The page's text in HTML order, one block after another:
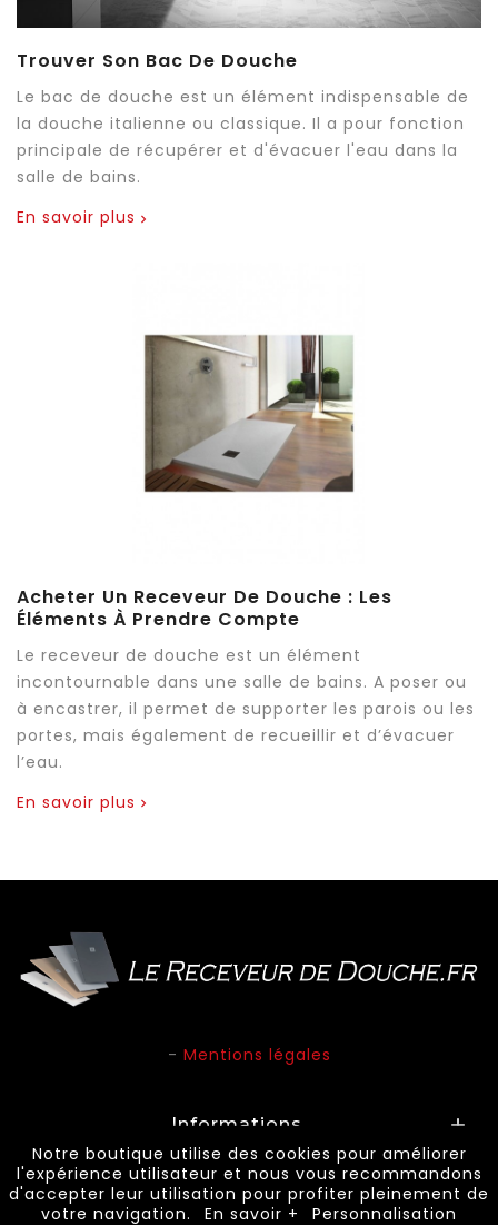
Notre boutique utilise des cookies pour améliorer
l'expérience utilisateur et nous vous recommandons
d'accepter leur utilisation pour profiter pleinement de
votre navigation.
En savoir + Personnalisation
Trouver Son Bac De Douche
Le bac de douche est un élément indispensable de
la douche italienne ou classique. Il a pour fonction
principale de récupérer et d'évacuer l'eau dans la
salle de bains.
En savoir plus
Acheter Un Receveur De Douche : Les
Éléments À Prendre Compte
Le receveur de douche est un élément
incontournable dans une salle de bains. A poser ou
à encastrer, il permet de supporter les parois ou les
portes, mais également de recueillir et d’évacuer
l’eau.
En savoir plus
- Mentions légales
Informations 
© 2026 - Le Receveur de Douche. Tous droits